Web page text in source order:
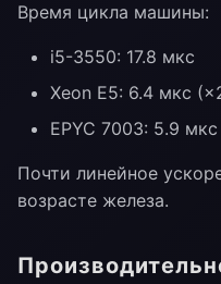
Время цикла машины:
i5-3550: 17.8 мкс
Xeon E5: 6.4 мкс
EPYC 7003: 5.9
Почти линейное
возрасте железа.